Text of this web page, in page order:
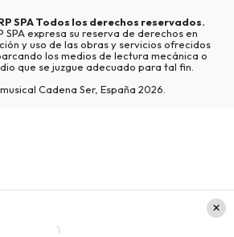
SPATodos los derechos reservados.
SPA expresa su reserva de derechos en
y uso de las obras y servicios ofrecidos
los medios de lectura mecánica o
que se juzgue adecuado para tal fin.
Cadena Ser, España 2026.